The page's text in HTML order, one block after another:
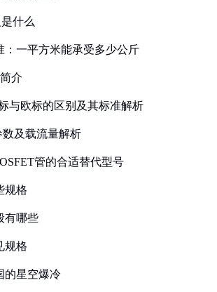
什么
：一平方米能承受多少公斤
介
与欧标的区别及其标准解析
数及载流量解析
管的合适替代型号
规格
有哪些
规格
的星空爆冷